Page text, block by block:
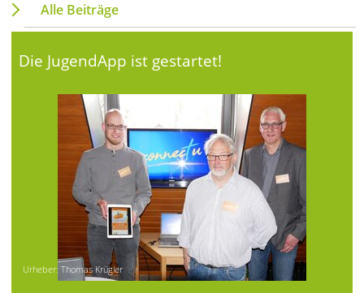
Alle Beiträge
Die JugendApp ist gestartet!
Urheber: Thomas Krügler